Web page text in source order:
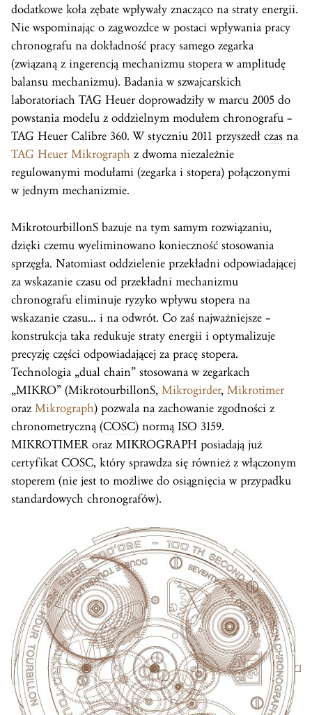
dodatkowe koła zębate wpływały znacząco na straty energii.
Nie wspominając o zagwozdce w postaci wpływania pracy
chronografu na dokładność pracy samego zegarka
(związaną z ingerencją mechanizmu stopera w amplitudę
balansu mechanizmu). Badania w szwajcarskich
laboratoriach TAG Heuer doprowadziły w marcu 2005 do
powstania modelu z oddzielnym modułem chronografu –
TAG Heuer Calibre 360. W styczniu 2011 przyszedł czas na
TAG Heuer Mikrograph z dwoma niezależnie
regulowanymi modułami (zegarka i stopera) połączonymi
w jednym mechanizmie.
MikrotourbillonS bazuje na tym samym rozwiązaniu,
dzięki czemu wyeliminowano konieczność stosowania
sprzęgła. Natomiast oddzielenie przekładni odpowiadającej
za wskazanie czasu od przekładni mechanizmu
chronografu eliminuje ryzyko wpływu stopera na
wskazanie czasu… i na odwrót. Co zaś najważniejsze –
konstrukcja taka redukuje straty energii i optymalizuje
precyzję części odpowiadającej za pracę stopera.
Technologia „dual chain” stosowana w zegarkach
„MIKRO” (MikrotourbillonS, Mikrogirder, Mikrotimer
oraz Mikrograph) pozwala na zachowanie zgodności z
chronometryczną (COSC) normą ISO 3159.
MIKROTIMER oraz MIKROGRAPH posiadają już
certyfikatCOSC, który sprawdza się również z włączonym
stoperem (nie jest to możliwe do osiągnięcia w przypadku
standardowych chronografów).